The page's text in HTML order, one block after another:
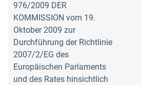
976/2009 DER
KOMMISSION vom 19.
Oktober 2009 zur
Durchführung der Richtlinie
2007/2/EG des
Europäischen Parlaments
und des Rates hinsichtlich